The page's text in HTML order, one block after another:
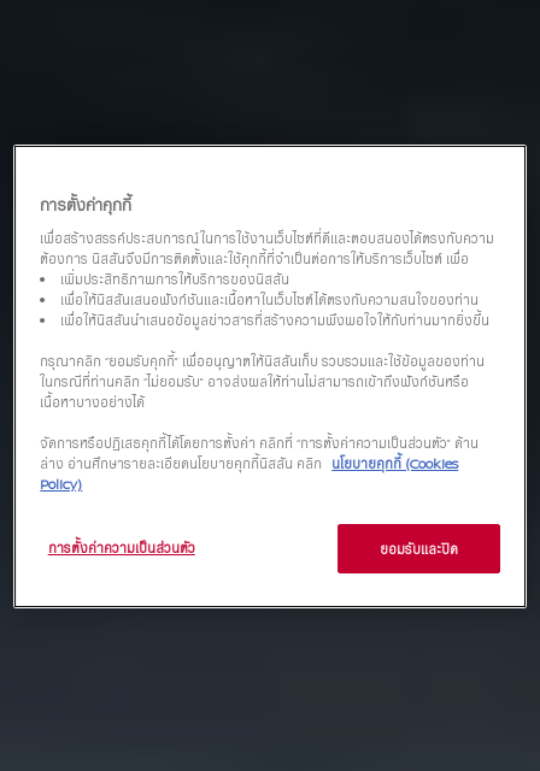
การตั้งค่าคุกกี้
เพื่อสร้างสรรค์ประสบการณ์ในการใช้งานเว็บไซต์ที่ดีและตอบสนองได้ตรงกับความ
ต้องการ นิสสันจึงมีการติดตั้งและใช้คุกกี้ที่จำเป็นต่อการให้บริการเว็บไซต์ เพื่อ
เพิ่มประสิทธิภาพการให้บริการของนิสสัน
เพื่อให้นิสสันเสนอฟังก์ชันและเนื้อหาในเว็บไซต์ได้ตรงกับความสนใจของท่าน
เพื่อให้นิสสันนำเสนอข้อมูลข่าวสารที่สร้างความพึงพอใจให้กับท่านมากยิ่งขึ้น
กรุณาคลิก “ยอมรับคุกกี้” เพื่ออนุญาตให้นิสสันเก็บ รวบรวมและใช้ข้อมูลของท่าน
ในกรณีที่ท่านคลิก “ไม่ยอมรับ” อาจส่งผลให้ท่านไม่สามารถเข้าถึงฟังก์ชันหรือ
เนื้อหาบางอย่างได้
จัดการหรือปฏิเสธคุกกี้ได้โดยการตั้งค่า คลิกที่ “การตั้งค่าความเป็นส่วนตัว” ด้าน
ล่าง อ่านศึกษารายละเอียดนโยบายคุกกี้นิสสัน คลิก
นโยบายคุกกี้ (Cookies
Policy)
ยอมรับและปิด
การตั้งค่าความเป็นส่วนตัว